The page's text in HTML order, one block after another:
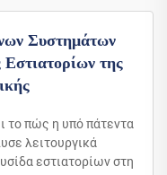
Συστημάτων
της
το πώς η υπό πάτεντα
λειτουργικά
εστιατορίων στη